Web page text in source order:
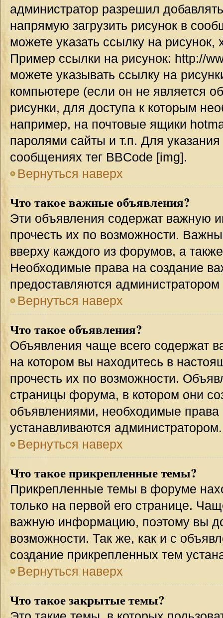
администратор разрешил
напрямую загрузить рисунок в
можете указать ссылку на
Пример ссылки на рисунок: http://
можете указывать ссылку на
компьютере (если он не является
рисунки, для доступа к которым
например, на почтовые ящики
паролями сайты и т.п. Для
сообщениях тег BBCode [img].
Вернуться наверх
Что такое важные объявления?
Эти объявления содержат
прочесть их по возможности.
вверху каждого из форумов, а
Необходимые права на создание
предоставляются
Вернуться наверх
Что такое объявления?
Объявления чаще всего
на котором вы находитесь в
прочесть их по возможности.
страницы форума, в котором они
объявлениями, необходимые права
устанавливаются администратором.
Вернуться наверх
Что такое прикрепленные темы?
Прикрепленные темы в форуме
только на первой его странице.
важную информацию, поэтому вы
возможности. Так же, как и с
создание прикрепленных тем
Вернуться наверх
Что такое закрытые темы?